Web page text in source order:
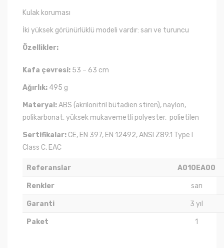
Kulak koruması
İki yüksek görünürlüklü modeli vardır: sarı ve turuncu
Özellikler:
Kafa çevresi: 53 – 63 cm
Ağırlık: 495 g
Materyal:ABS (akrilonitril bütadien stiren), naylon,
polikarbonat, yüksek mukavemetli polyester, polietilen
Sertifikalar: CE, EN 397, EN 12492, ANSI Z89.1 Type I
Class C, EAC
Referanslar A010EA00
Renkler sarı
Garanti 3 yıl
Paket 1